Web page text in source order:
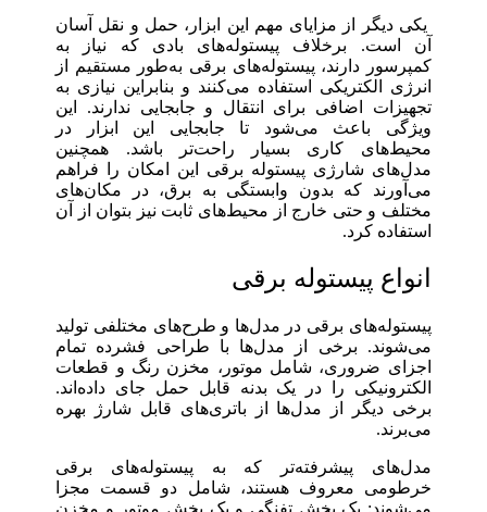
یکی دیگر از مزایای مهم این ابزار، حمل و نقل آسان
آن است. برخلاف پیستوله‌های بادی که نیاز به
کمپرسور دارند، پیستوله‌های برقی به‌طور مستقیم از
انرژی الکتریکی استفاده می‌کنند و بنابراین نیازی به
تجهیزات اضافی برای انتقال و جابجایی ندارند. این
ویژگی باعث می‌شود تا جابجایی این ابزار در
محیط‌های کاری بسیار راحت‌تر باشد. همچنین
مدل‌های شارژی پیستوله برقی این امکان را فراهم
می‌آورند که بدون وابستگی به برق، در مکان‌های
مختلف و حتی خارج از محیط‌های ثابت نیز بتوان از آن
استفاده کرد.
انواع پیستوله برقی
پیستوله‌های برقی در مدل‌ها و طرح‌های مختلفی تولید
می‌شوند. برخی از مدل‌ها با طراحی فشرده تمام
اجزای ضروری، شامل موتور، مخزن رنگ و قطعات
الکترونیکی را در یک بدنه قابل حمل جای داده‌اند.
برخی دیگر از مدل‌ها از باتری‌های قابل شارژ بهره
می‌برند.
مدل‌های پیشرفته‌تر که به پیستوله‌های برقی
خرطومی معروف هستند، شامل دو قسمت مجزا
می‌شوند: یک بخش تفنگی و یک بخش موتور و مخزن